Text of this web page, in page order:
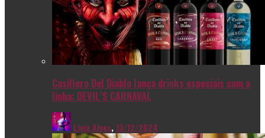
Casillero Del Diablo lança drinks especiais com a
linha: DEVIL’S CARNAVAL
Livia Alves,13/12/2024